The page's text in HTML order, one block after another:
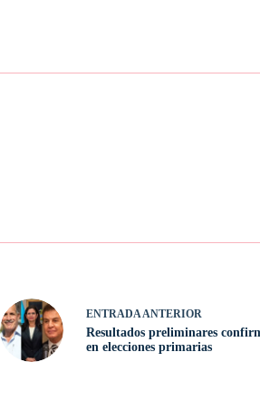
ENTRADAANTERIOR
Resultados preliminares
en elecciones primarias